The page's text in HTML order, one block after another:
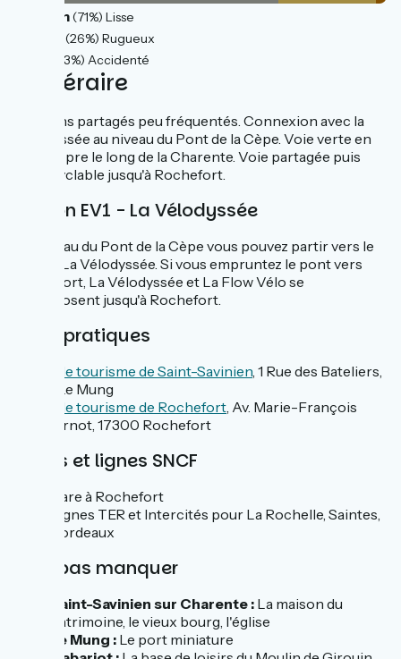
30km(71%) Lisse
(26%) Rugueux
(3%) Accidenté
L'itinéraire
Chemins partagés peu fréquentés. Connexion avec la
Vélodyssée au niveau du Pont de la Cèpe. Voie verte en
site propre le long de la Charente. Voie partagée puis
piste cyclable jusqu'à Rochefort.
Liaison EV1 - La Vélodyssée
Au niveau du Pont de la Cèpe vous pouvez partir vers le
sud via La Vélodyssée. Si vous empruntez le pont vers
Rochefort, La Vélodyssée et La Flow Vélo se
superposent jusqu'à Rochefort.
Infos pratiques
Office de tourisme de Saint-Savinien, 1 Rue des Bateliers,
17350 Le Mung
Office de tourisme de Rochefort, Av. Marie-François
Sadi Carnot, 17300 Rochefort
Gares et lignes SNCF
Gare à Rochefort
Lignes TER et Intercités pour La Rochelle, Saintes,
Bordeaux
À ne pas manquer
Saint-Savinien sur Charente : La maison du
patrimoine, le vieux bourg, l'église
Le Mung : Le port miniature